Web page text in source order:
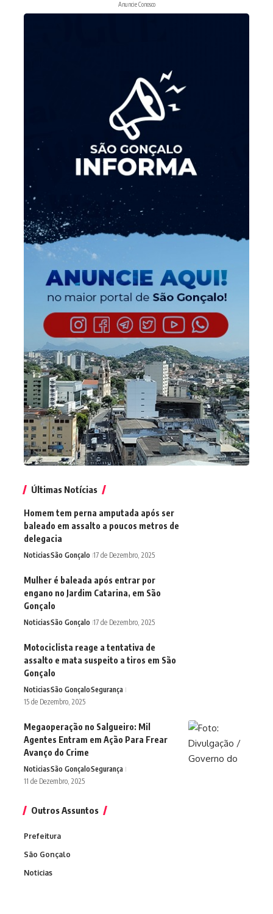
Anuncie Conosco
Últimas Notícias
Homem tem perna amputada após ser
baleado em assalto a poucos metros de
delegacia
NoticiasSão Gonçalo 17 de Dezembro, 2025
Mulher é baleada após entrar por
engano no Jardim Catarina, em São
Gonçalo
NoticiasSão Gonçalo 17 de Dezembro, 2025
Motociclista reage a tentativa de
assalto e mata suspeito a tiros em São
Gonçalo
NoticiasSão GonçaloSegurança
15 de Dezembro, 2025
Megaoperação no Salgueiro: Mil
Agentes Entram em Ação Para Frear
Avanço do Crime
NoticiasSão GonçaloSegurança
11 de Dezembro, 2025
Outros Assuntos
Prefeitura
São Gonçalo
Noticias